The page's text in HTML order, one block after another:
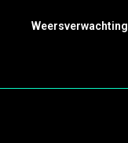
Weersverwachting